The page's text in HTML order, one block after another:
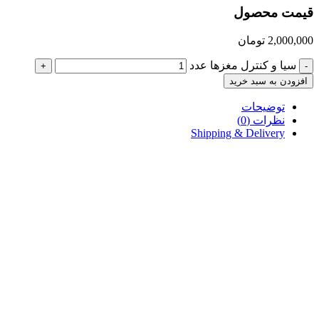
قیمت محصول
2,000,000 تومان
- سیا و کنترل مغزها عدد
+
افزودن به سبد خرید
توضیحات
نظرات (0)
Shipping & Delivery